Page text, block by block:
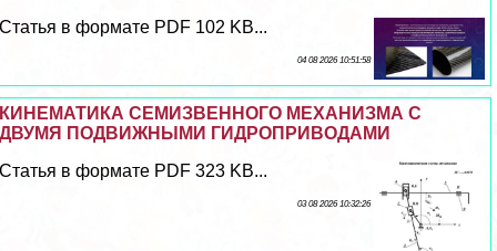
Статья в формате PDF 102 KB...
04 08 2026 10:51:58
КИНЕМАТИКА СЕМИЗВЕННОГО МЕХАНИЗМА С
ДВУМЯ ПОДВИЖНЫМИ ГИДРОПРИВОДАМИ
Статья в формате PDF 323 KB...
03 08 2026 10:32:26